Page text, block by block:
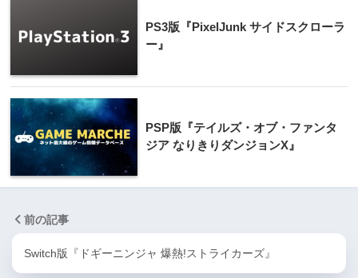
PS3版『PixelJunk サイドスクローラ
ー』
PSP版『テイルズ・オブ・ファンタ
ジア なりきりダンジョンX』
前の記事
Switch版『ドギーニンジャ 爆熱!ストライカーズ』